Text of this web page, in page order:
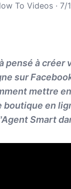
To Videos · 7/
pensé à créer
sur
mettre
boutique en
Smart